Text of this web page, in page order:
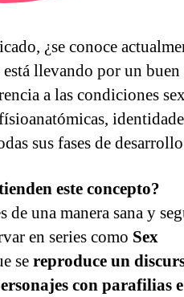
¿se conoce
llevando por un buen
a las condiciones
sus fases de
este concepto?
de una manera sana y
en series como Sex
sereproduce un
con parafilias e